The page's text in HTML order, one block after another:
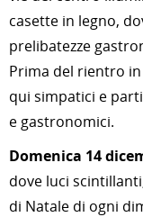
casette in legno,
prelibatezze
Prima del rientro
qui simpatici e
e gastronomici.
Domenica 14
dove luci
di Natale di ogni